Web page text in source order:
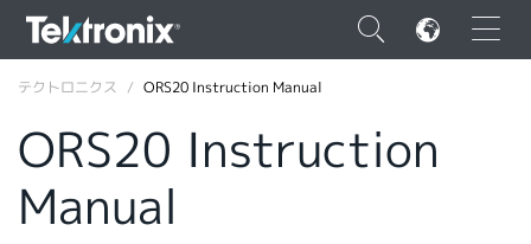
×
ENGLISH
テクトロニクス ORS20 Instruction Manual
ORS20 Instruction
Manual